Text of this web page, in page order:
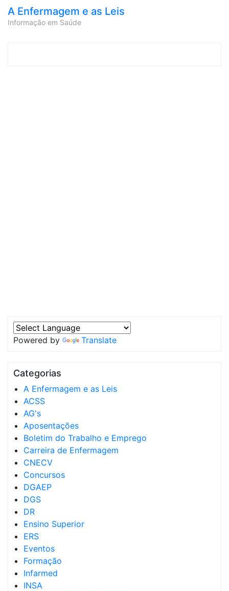
A Enfermagem e as Leis
Informação em Saúde
Powered by Translate
Categorias
A Enfermagem e as Leis
ACSS
AG's
Aposentações
Boletim do Trabalho e Emprego
Carreira de Enfermagem
CNECV
Concursos
DGAEP
DGS
DR
Ensino Superior
ERS
Eventos
Formação
Infarmed
INSA